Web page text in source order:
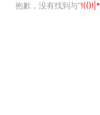
抱歉，没有找到与“